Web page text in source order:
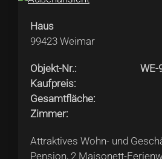
Haus
99423 Weimar
Objekt-Nr.:
Kaufpreis:
Gesamtfläche:
Zimmer:
Attraktives Wohn- und
Pension, 2 Maisonett-